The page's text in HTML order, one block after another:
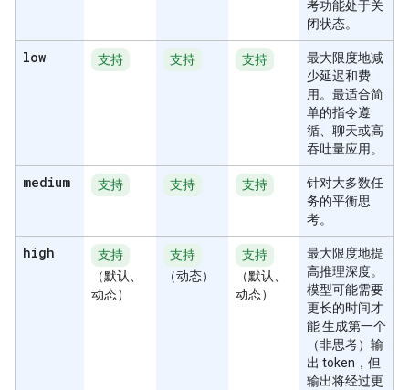
考功能处于关
闭状态。
low 支持 支持 支持
最大限度地减
少延迟和费
用。最适合简
单的指令遵
循、聊天或高
吞吐量应用。
medium 支持 支持 支持
针对大多数任
务的平衡思
考。
high 支持
（默认、
动态）
支持
（动态）
支持
（默认、
动态）
最大限度地提
高推理深度。
模型可能需要
更长的时间才
能 生成第一个
（非思考）输
出 token，但
输出将经过更